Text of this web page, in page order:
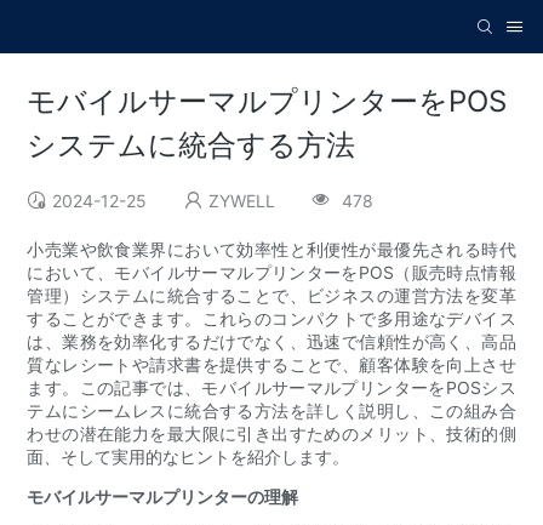
モバイルサーマルプリンターをPOS
システムに統合する方法
2024-12-25 ZYWELL 478
小売業や飲食業界において効率性と利便性が最優先される時代
において、モバイルサーマルプリンターをPOS（販売時点情報
管理）システムに統合することで、ビジネスの運営方法を変革
することができます。これらのコンパクトで多用途なデバイス
は、業務を効率化するだけでなく、迅速で信頼性が高く、高品
質なレシートや請求書を提供することで、顧客体験を向上させ
ます。この記事では、モバイルサーマルプリンターをPOSシス
テムにシームレスに統合する方法を詳しく説明し、この組み合
わせの潜在能力を最大限に引き出すためのメリット、技術的側
面、そして実用的なヒントを紹介します。
モバイルサーマルプリンターの理解